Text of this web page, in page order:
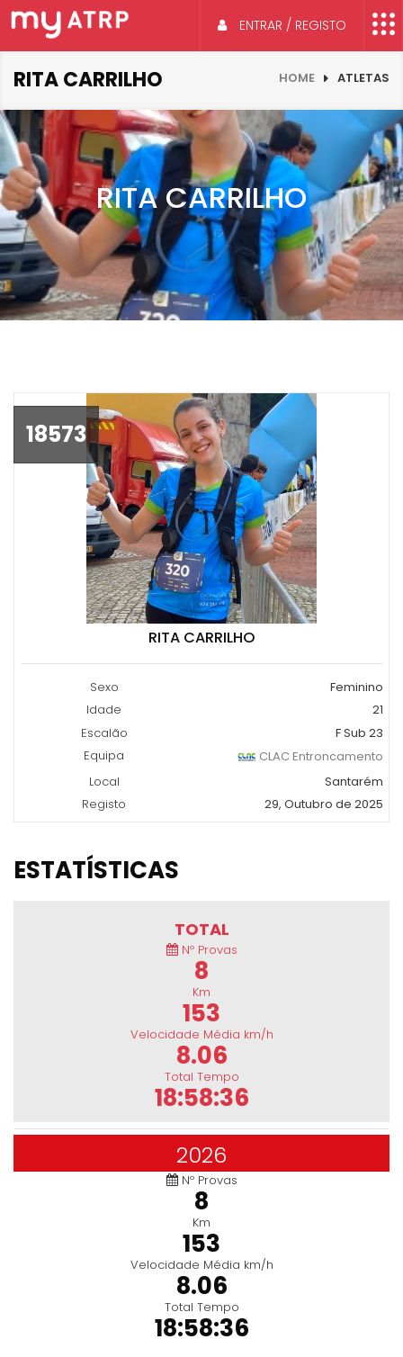
ENTRAR / REGISTO
RITA CARRILHO HOME ATLETAS
RITA CARRILHO
18573
RITA CARRILHO
Sexo
Feminino
Idade
21
Escalão
F Sub 23
Equipa
CLAC Entroncamento
Local
Santarém
Registo
29, Outubro de 2025
ESTATÍSTICAS
TOTAL
Nº Provas
8
Km
153
Velocidade Média km/h
8.06
Total Tempo
18:58:36
2026
Nº Provas
8
Km
153
Velocidade Média km/h
8.06
Total Tempo
18:58:36